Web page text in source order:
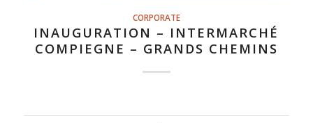
CORPORATE
INAUGURATION – INTERMARCHÉ
COMPIEGNE – GRANDS CHEMINS